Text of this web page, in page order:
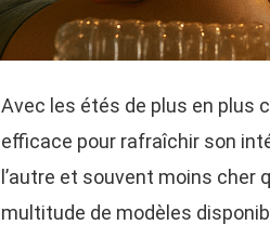
Avec les étés de plus en plus
efficace pour rafraîchir son
l’autre et souvent moins cher
multitude de modèles